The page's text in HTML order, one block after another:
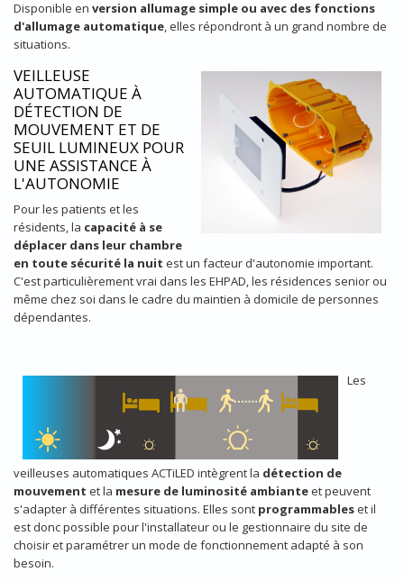
Disponible en version allumage simple ou avec des fonctions
d'allumage automatique, elles répondront à un grand nombre de
situations.
VEILLEUSE
AUTOMATIQUE À
DÉTECTION DE
MOUVEMENT ET DE
SEUIL LUMINEUX POUR
UNE ASSISTANCE À
L'AUTONOMIE
Pour les patients et les
résidents, la capacité à se
déplacer dans leur chambre
en toute sécurité la nuit est un facteur d'autonomie important.
C'est particulièrement vrai dans les EHPAD, les résidences senior ou
même chez soi dans le cadre du maintien à domicile de personnes
dépendantes.
Les
veilleuses automatiques ACTiLED intègrent la détection de
mouvement et la mesure de luminosité ambianteet peuvent
s'adapter à différentes situations. Elles sont programmableset il
est donc possible pour l'installateur ou le gestionnaire du site de
choisir et paramétrer un mode de fonctionnement adapté à son
besoin.